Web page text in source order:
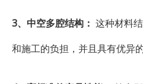
3、中空多腔结构： 这种材料
和施工的负担，并且具有优异